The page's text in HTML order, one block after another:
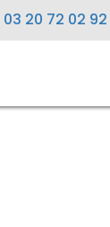
03 20 72 02 92